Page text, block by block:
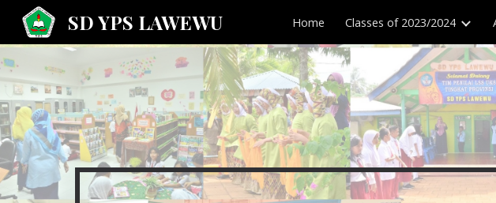
Skip to main content
SD YPS LAWEWU Home Classes of 2023/2024